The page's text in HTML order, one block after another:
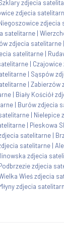
zdjecia
zdjecia
zdjecia
satelitarne |
zdjecia satelitarne |
satelitarne |
|
| Sąspów
| Zabierzów
| Biały Kościół
| Burów zdjecia
| Nielepice
| Pieskowa
satelitarne |
satelitarne |
zdjecia
zdjecia
Wieś zdjecia
zdjecia